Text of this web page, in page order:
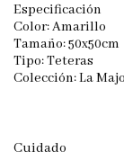
Especificación
Color: Amarillo
Tamaño: 50x50cm
Tipo: Teteras
Colección: La
Cuidado